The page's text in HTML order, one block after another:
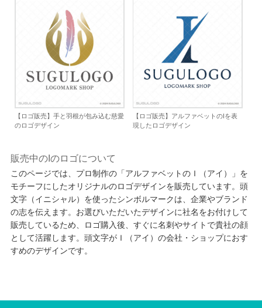
【ロゴ販売】手と羽根が包み込む慈愛
のロゴデザイン
【ロゴ販売】アルファベットのIを表
現したロゴデザイン
販売中のIのロゴについて
このページでは、プロ制作の「アルファベットのＩ（アイ）」を
モチーフにしたオリジナルのロゴデザインを販売しています。頭
文字（イニシャル）を使ったシンボルマークは、企業やブランド
の志を伝えます。お選びいただいたデザインに社名をお付けして
販売しているため、ロゴ購入後、すぐに名刺やサイトで貴社の顔
として活躍します。頭文字がＩ（アイ）の会社・ショップにおす
すめのデザインです。